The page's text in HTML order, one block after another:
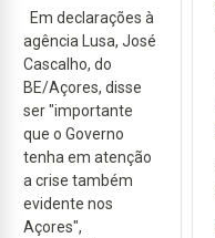
Em declarações à
agência Lusa, José
Cascalho, do
BE/Açores, disse
ser "importante
que o Governo
tenha em atenção
a crise também
evidente nos
Açores",